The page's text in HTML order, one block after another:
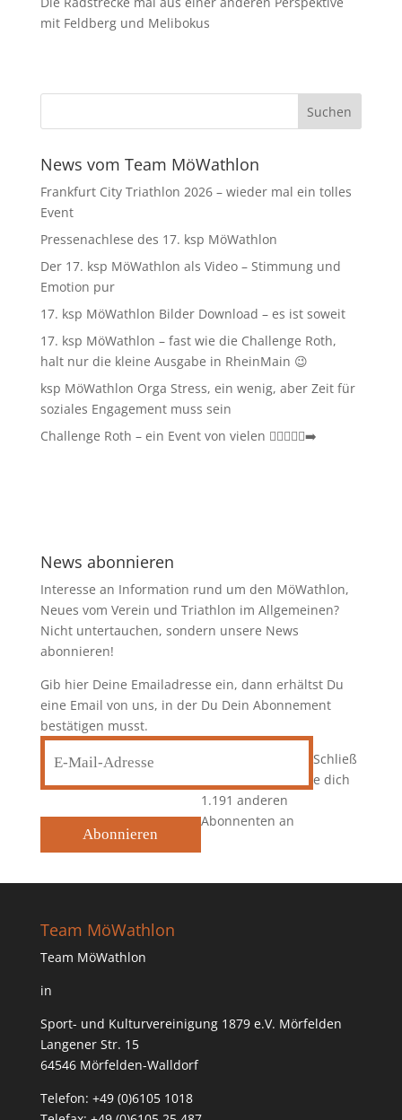
mit Feldberg und Melibokus
News vom Team MöWathlon
Frankfurt City Triathlon 2026 – wieder mal ein tolles
Event
Pressenachlese des 17. ksp MöWathlon
Der 17. ksp MöWathlon als Video – Stimmung und
Emotion pur
17. ksp MöWathlon Bilder Download – es ist soweit
17. ksp MöWathlon – fast wie die Challenge Roth,
halt nur die kleine Ausgabe in RheinMain 😉
ksp MöWathlon Orga Stress, ein wenig, aber Zeit für
soziales Engagement muss sein
Challenge Roth – ein Event von vielen 🏊‍♀️🚴‍♂️🏃‍➡️
News abonnieren
Interesse an Information rund um den MöWathlon,
Neues vom Verein und Triathlon im Allgemeinen?
Nicht untertauchen, sondern unsere News
abonnieren!
Gib hier Deine Emailadresse ein, dann erhältst Du
eine Email von uns, in der Du Dein Abonnement
bestätigen musst.
E-
Mail-
Adresse
Abonnieren
Schließ
e dich
1.191 anderen
Abonnenten an
Team MöWathlon
Team MöWathlon
in
Sport- und Kulturvereinigung 1879 e.V. Mörfelden
Langener Str. 15
64546 Mörfelden-Walldorf
Telefon: +49 (0)6105 1018